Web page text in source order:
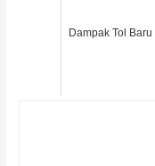
Dampak Tol